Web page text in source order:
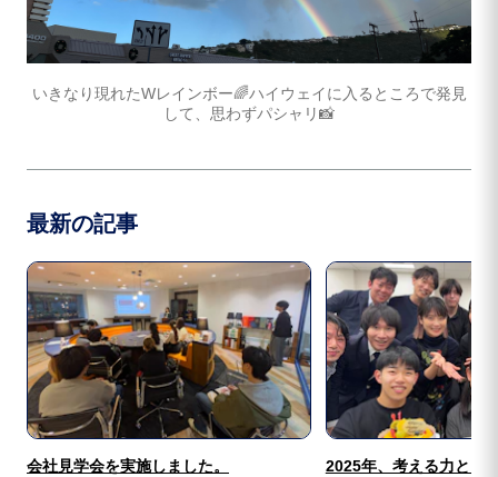
いきなり現れたWレインボー🌈ハイウェイに入るところで発見
して、思わずパシャリ📸
最新の記事
会社見学会を実施しました。 2025年、考える力と向